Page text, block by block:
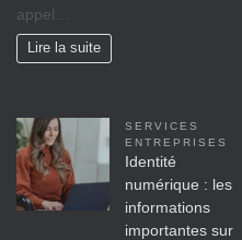
appel…
Lire la suite
SERVICES
ENTREPRISES
Identité
numérique : les
informations
importantes sur